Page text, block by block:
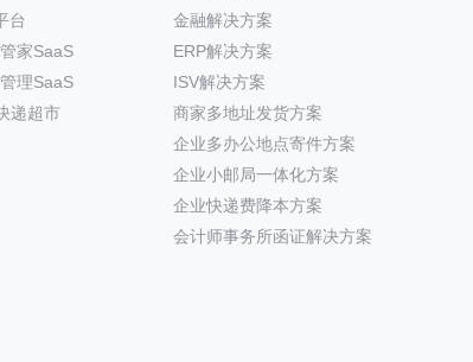
台
家SaaS
理SaaS
递超市
金融解决方案
ERP解决方案
ISV解决方案
商家多地址发货方案
企业多办公地点寄件方案
企业小邮局一体化方案
企业快递费降本方案
会计师事务所函证解决方案